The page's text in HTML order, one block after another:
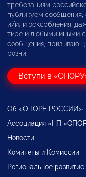
требованиям
публикуем
и/или оскорбления,
тире и любыми иными
сообщения,
розни.
Вступи в
Об «ОПОРЕ РОССИИ»
Ассоциация «НП
Новости
Комитеты и Комиссии
Региональное развитие